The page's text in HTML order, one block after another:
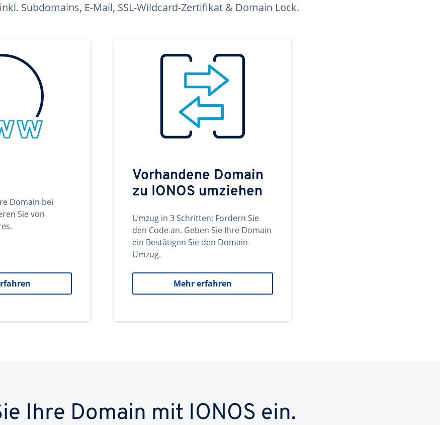
Subdomains, E-Mail, SSL-Wildcard-Zertifikat & Domain Lock.
Domain bei
Sie von
Vorhandene Domain
zu IONOS umziehen
Umzug in 3 Schritten: Fordern Sie
den Code an. Geben Sie Ihre Domain
ein Bestätigen Sie den Domain-
Umzug.
Mehr erfahren
Ihre Domain mit IONOS ein.